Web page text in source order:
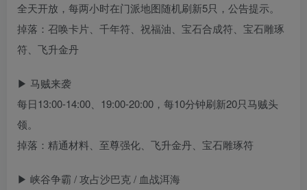
全天开放，每两小时在门派地图随机刷新5只，公告提示。
掉落：召唤卡片、千年符、祝福油、宝石合成符、宝石雕琢
符、飞升金丹
▶ 马贼来袭
每日13:00-14:00、19:00-20:00，每10分钟刷新20只马贼头
领。
掉落：精通材料、至尊强化、飞升金丹、宝石雕琢符
▶ 峡谷争霸 / 攻占沙巴克 / 血战洱海